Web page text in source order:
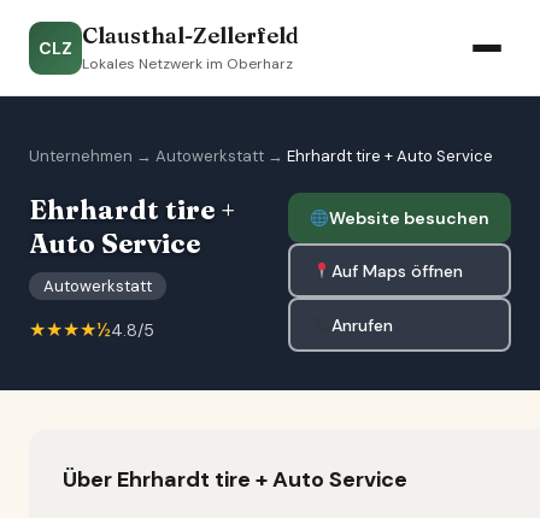
CLZ Clausthal-Zellerfeld
Lokales Netzwerk im Oberharz
Unternehmen → Autowerkstatt → Ehrhardt tire + Auto Service
Ehrhardt tire +
Auto Service
Autowerkstatt
★★★★½4.8/5
Website besuchen
Auf Maps öffnen
Anrufen
Über Ehrhardt tire + Auto Service